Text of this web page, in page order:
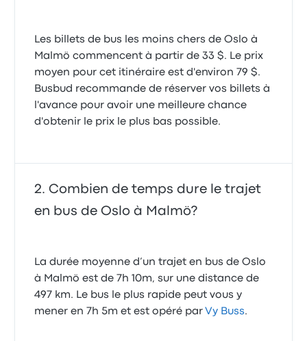
Les billets de bus les moins chers de Oslo à
Malmö commencent à partir de 33 $. Le prix
moyen pour cet itinéraire est d'environ 79 $.
Busbud recommande de réserver vos billets à
l'avance pour avoir une meilleure chance
d'obtenir le prix le plus bas possible.
Combien de temps dure le trajet
en bus de Oslo à Malmö?
La durée moyenne d’un trajet en bus de Oslo
à Malmö est de 7h 10m, sur une distance de
497 km. Le bus le plus rapide peut vous y
mener en 7h 5m et est opéré parVy Buss.